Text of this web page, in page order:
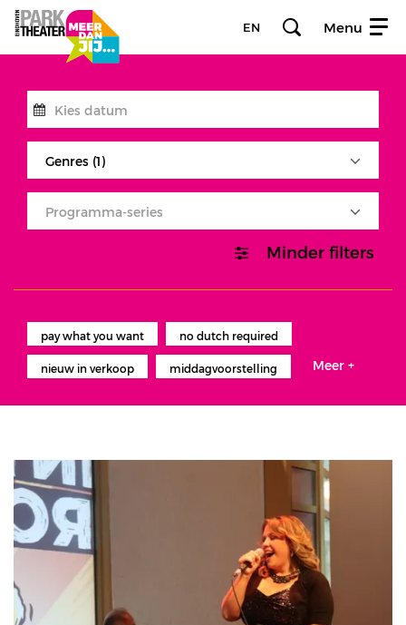
EN Menu
Genres (1)
Programma-series
Minder filters
pay what you want no dutch required
nieuw in verkoop middagvoorstelling Meer +